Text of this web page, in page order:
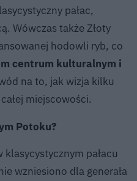
pałac,
Wówczas także Złoty
hodowli ryb, co
centrum kulturalnym i
na to, jak wizja kilku
miejscowości.
Potoku?
klasycystycznym pałacu
wzniesiono dla generała